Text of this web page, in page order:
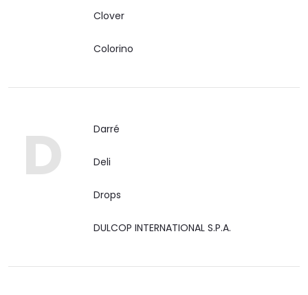
Clover
Colorino
D Darré
Deli
Drops
DULCOP INTERNATIONAL S.P.A.